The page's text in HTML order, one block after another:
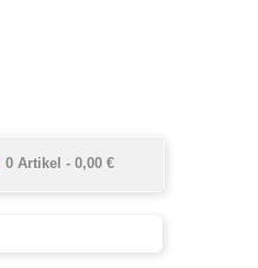
0 Artikel - 0,00 €